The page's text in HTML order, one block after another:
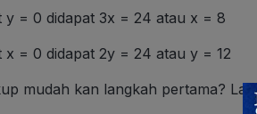
y = 0 didapat 3x = 24 atau x = 8
x = 0 didapat 2y = 24 atau y = 12
mudah kan langkah pertama?